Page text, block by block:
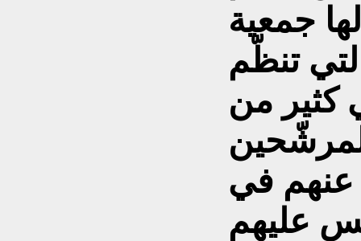
جمعية
تنظّم
كثير من
عنهم في
عليهم